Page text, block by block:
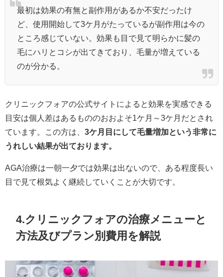
最初は効果の有無と副作用があるか不安だったけ
ど、使用開始して3ケ月がたっているが副作用は今の
ところ感じていない。効果も目で見て明らかに髪の
毛にハリとコシが出てきており、毛量が増えている
のが分かる。
クリニックフォアの公式サイトによると効果を実感できる
目安は個人差はあるもののおおよそ1ケ月～3ケ月だとされ
ています。この方は、 3ケ月目にして毛量増加という非常に
うれしい結果が出ております。
AGA治療は一朝一夕では効果は出ないので、ある程度長い
目で見て根気よく継続していくことが大切です。
4.クリニックフォアの治療メニューと
方法及びプラン別費用を解説